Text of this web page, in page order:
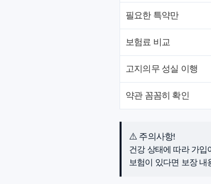
필요한 특약만
보험료 비교
고지의무 성실 이행
약관 꼼꼼히 확인
⚠️ 주의사항!
건강 상태에 따라 가입
보험이 있다면 보장 내